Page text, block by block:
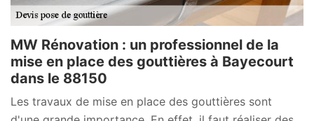
MW Rénovation : un professionnel de la
mise en place des gouttières à Bayecourt
dans le 88150
Les travaux de mise en place des gouttières sont